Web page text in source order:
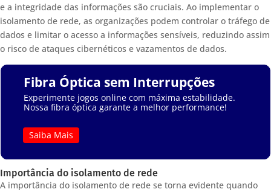
e a integridade das informações são cruciais. Ao implementar o
isolamento de rede, as organizações podem controlar o tráfego de
dados e limitar o acesso a informações sensíveis, reduzindo assim
o risco de ataques cibernéticos e vazamentos de dados.
Fibra Óptica sem Interrupções
Experimente jogos online com máxima estabilidade.
Nossa fibra óptica garante a melhor performance!
Saiba Mais
Importância do isolamento de rede
A importância do isolamento de rede se torna evidente quando